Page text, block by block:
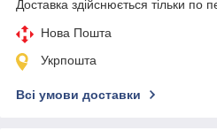
Доставка здійснюється тільки по
Нова Пошта
Укрпошта
Всі умови доставки